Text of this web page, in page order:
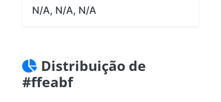
N/A, N/A, N/A
Distribuição de
#ffeabf